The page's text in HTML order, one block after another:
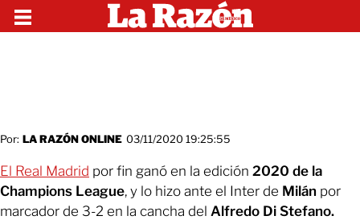
Por: LA RAZÓN ONLINE 03/11/2020 19:25:55
El Real Madrid por fin ganó en la edición 2020 de la
Champions League, y lo hizo ante el Inter de Milán por
marcador de 3-2 en la cancha del Alfredo Di Stefano.